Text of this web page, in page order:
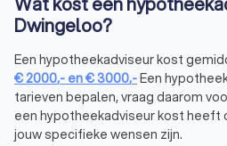
begeleiding in het
Een onafhankelijke
deal te vinden. Een
op begeleiding en financiële
hypotheek kiezen? Dan helpt een
bij het vinden van de juiste optie,
Dwingeloo?
Een hypotheekadviseur kost
€2000,- en€3000,-Een
tarieven bepalen, vraag daarom
een hypotheekadviseur kost heeft
jouw specifieke wensen zijn.